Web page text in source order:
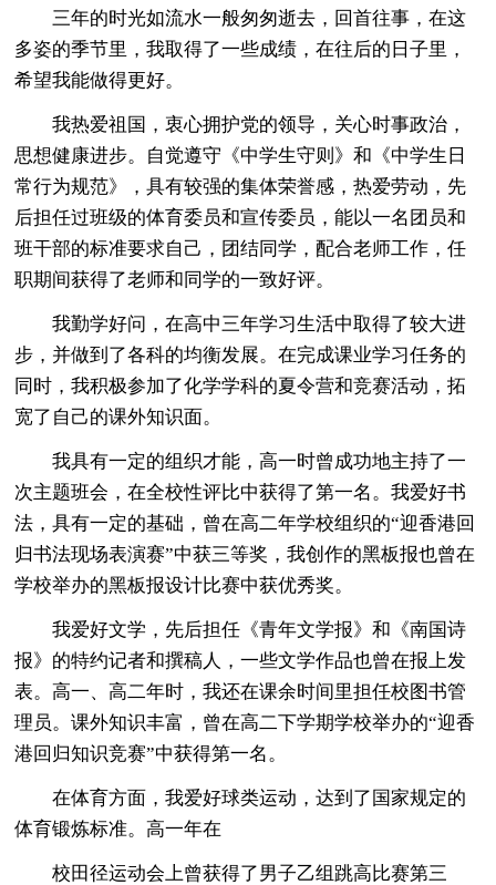
三年的时光如流水一般匆匆逝去，回首往事，在这
多姿的季节里，我取得了一些成绩，在往后的日子里，
希望我能做得更好。
我热爱祖国，衷心拥护党的领导，关心时事政治，
思想健康进步。自觉遵守《中学生守则》和《中学生日
常行为规范》，具有较强的集体荣誉感，热爱劳动，先
后担任过班级的体育委员和宣传委员，能以一名团员和
班干部的标准要求自己，团结同学，配合老师工作，任
职期间获得了老师和同学的一致好评。
我勤学好问，在高中三年学习生活中取得了较大进
步，并做到了各科的均衡发展。在完成课业学习任务的
同时，我积极参加了化学学科的夏令营和竞赛活动，拓
宽了自己的课外知识面。
我具有一定的组织才能，高一时曾成功地主持了一
次主题班会，在全校性评比中获得了第一名。我爱好书
法，具有一定的基础，曾在高二年学校组织的“迎香港回
归书法现场表演赛”中获三等奖，我创作的黑板报也曾在
学校举办的黑板报设计比赛中获优秀奖。
我爱好文学，先后担任《青年文学报》和《南国诗
报》的特约记者和撰稿人，一些文学作品也曾在报上发
表。高一、高二年时，我还在课余时间里担任校图书管
理员。课外知识丰富，曾在高二下学期学校举办的“迎香
港回归知识竞赛”中获得第一名。
在体育方面，我爱好球类运动，达到了国家规定的
体育锻炼标准。高一年在
校田径运动会上曾获得了男子乙组跳高比赛第三